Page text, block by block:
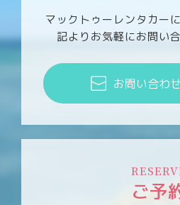
マックトゥーレンタカー
記よりお気軽にお問い
お問い合わ
ご予